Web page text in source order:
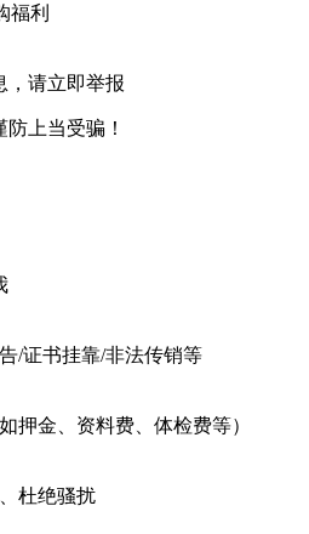
福利
，请立即举报
上当受骗！
/证书挂靠/非法传销等
押金、资料费、体检费等）
杜绝骚扰